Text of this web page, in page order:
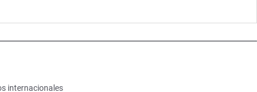
internacionales